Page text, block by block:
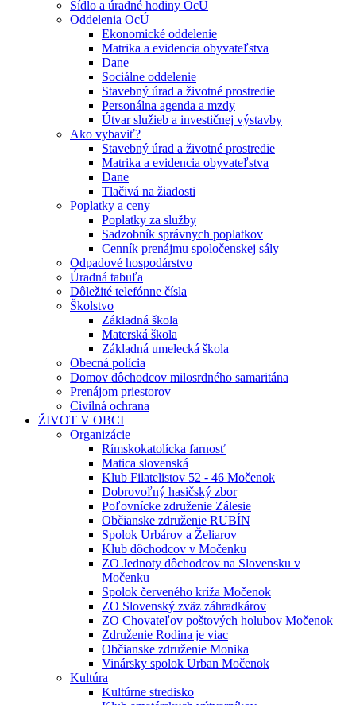
Sídlo a úradné hodiny OcÚ
Oddelenia OcÚ
Ekonomické oddelenie
Matrika a evidencia obyvateľstva
Dane
Sociálne oddelenie
Stavebný úrad a životné prostredie
Personálna agenda a mzdy
Útvar služieb a investičnej výstavby
Ako vybaviť?
Stavebný úrad a životné prostredie
Matrika a evidencia obyvateľstva
Dane
Tlačivá na žiadosti
Poplatky a ceny
Poplatky za služby
Sadzobník správnych poplatkov
Cenník prenájmu spoločenskej sály
Odpadové hospodárstvo
Úradná tabuľa
Dôležité telefónne čísla
Školstvo
Základná škola
Materská škola
Základná umelecká škola
Obecná polícia
Domov dôchodcov milosrdného samaritána
Prenájom priestorov
Civilná ochrana
ŽIVOT V OBCI
Organizácie
Rímskokatolícka farnosť
Matica slovenská
Klub Filatelistov 52 - 46 Močenok
Dobrovoľný hasičský zbor
Poľovnícke združenie Zálesie
Občianske združenie RUBÍN
Spolok Urbárov a Želiarov
Klub dôchodcov v Močenku
ZO Jednoty dôchodcov na Slovensku v
Močenku
Spolok červeného kríža Močenok
ZO Slovenský zväz záhradkárov
ZO Chovateľov poštových holubov Močenok
Združenie Rodina je viac
Občianske združenie Monika
Vinársky spolok Urban Močenok
Kultúra
Kultúrne stredisko